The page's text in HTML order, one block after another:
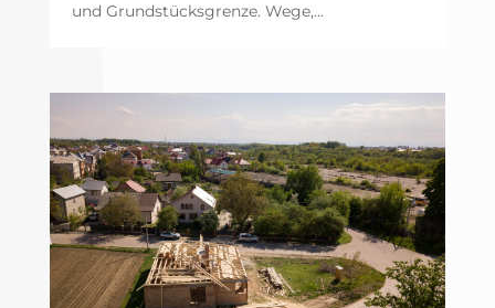
und Grundstücksgrenze. Wege,...